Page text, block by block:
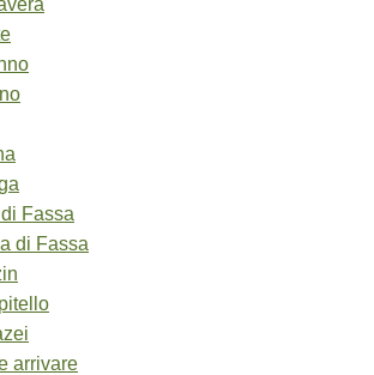
Fassa
di Fassa
arrivare